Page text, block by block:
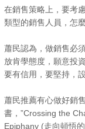
在銷售策略上，要考
類型的銷售人員，怎
蕭民認為，做銷售必
放肯學態度，願意投
要有信用，要堅持，
蕭民推薦有心做好銷
書，”Crossing the
Epiphany (走向頓悟